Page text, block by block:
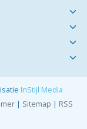
InStijl Media
| Sitemap | RSS